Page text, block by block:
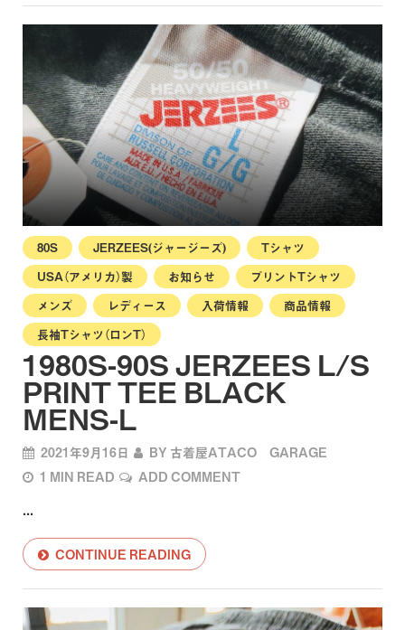
80S JERZEES(ジャージーズ)
Tシャツ
USA（アメリカ）製
お知らせ
プリントTシャツ
メンズ
レディース 入荷情報
商品情報
長袖Tシャツ（ロンT）
1980S-90S JERZEES L/S
PRINT TEE BLACK
MENS-L
2021年9月16日 BY 古着屋ATACO GARAGE
1 MIN READ
ADD COMMENT
...
CONTINUE READING